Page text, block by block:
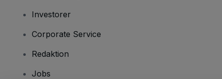
Investorer
Corporate Service
Redaktion
Jobs